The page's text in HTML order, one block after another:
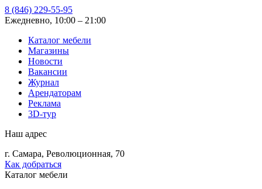
8 (846) 229-55-95
Ежедневно, 10:00 – 21:00
Каталог мебели
Магазины
Новости
Вакансии
Журнал
Арендаторам
Реклама
3D-тур
Наш адрес
г. Самара, Революционная, 70
Как добраться
Каталог мебели